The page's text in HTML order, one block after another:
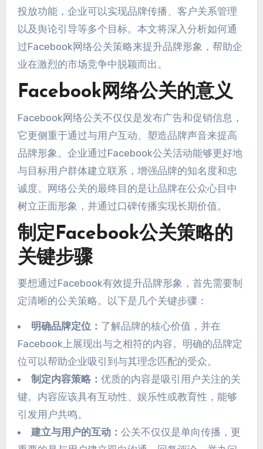
投放功能，企业可以实现品牌传播、客户关系管理
以及舆论引导等多个目标。本文将深入分析如何通
过Facebook网络公关策略来提升品牌形象，帮助企
业在激烈的市场竞争中脱颖而出。
Facebook网络公关的意义
Facebook网络公关不仅仅是发布广告和促销信息，
它更侧重于通过与用户互动、塑造品牌声音来提高
品牌形象。企业通过Facebook公关活动能够更好地
与目标用户群体建立联系，增强品牌的知名度和忠
诚度。网络公关的最终目的是让品牌在公众心目中
树立正面形象，并通过口碑传播实现长期价值。
制定Facebook公关策略的
关键步骤
要想通过Facebook有效提升品牌形象，首先需要制
定清晰的公关策略。以下是几个关键步骤：
明确品牌定位： 了解品牌的核心价值，并在
Facebook上展现出与之相符的内容。明确的品牌定
位可以帮助企业吸引到与其理念匹配的受众。
制定内容策略： 优质的内容是吸引用户关注的关
键。内容应该具有互动性、娱乐性或教育性，能够
引发用户共鸣。
建立与用户的互动： 公关不仅仅是单向传播，更